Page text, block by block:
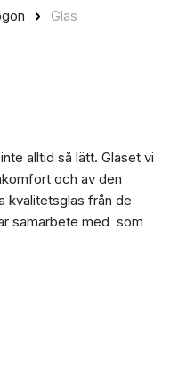
Glas
alltid så lätt. Glaset vi
och av den
kvalitetsglas från de
samarbete med som